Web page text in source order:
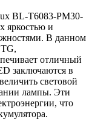
BL-T6083-PM30-
яркостью и
В данном
отличный
заключаются в
световой
лампы. Эти
что